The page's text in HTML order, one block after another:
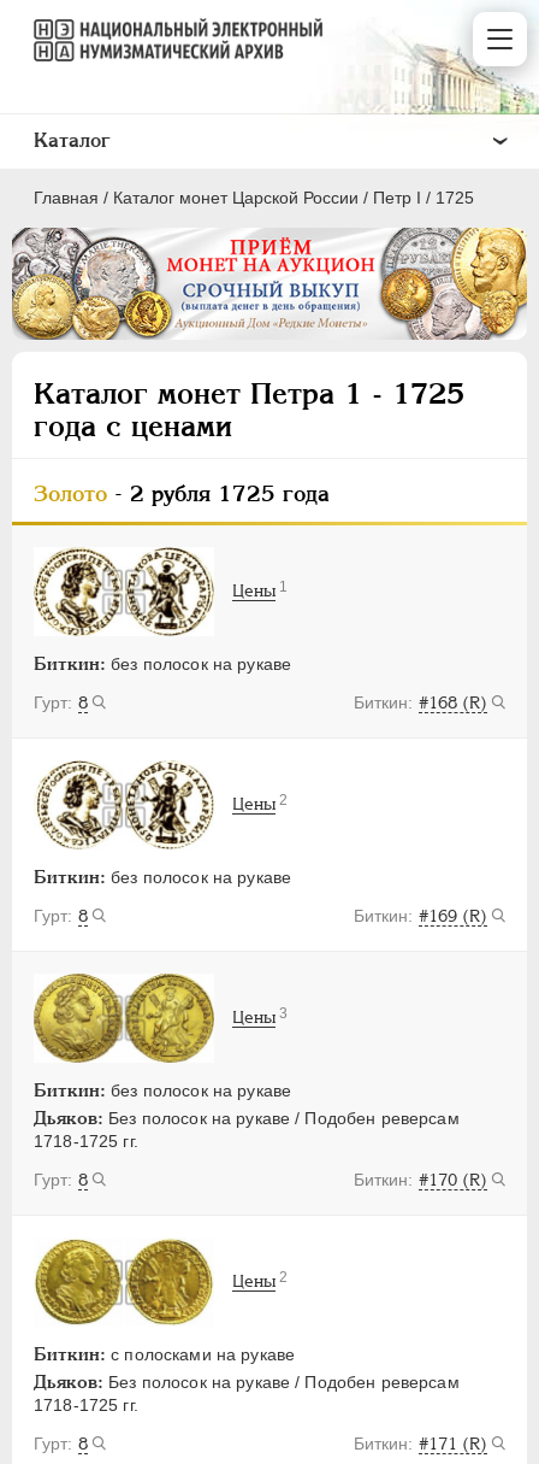
Главная / Каталог монет Царской России / Пeтр I / 1725
Каталог монет Петра 1 - 1725
года с ценами
Золото - 2 рубля 1725 года
Биткин: без полосок на рукаве
8
#168 (R)
Цены 1
Биткин: без полосок на рукаве
8
#169 (R)
Цены 2
Биткин: без полосок на рукаве
Дьяков: Без полосок на рукаве / Подобен реверсам
1718-1725 гг.
8
#170 (R)
Цены 3
Биткин: с полосками на рукаве
Дьяков: Без полосок на рукаве / Подобен реверсам
1718-1725 гг.
8
#171 (R)
Цены 2
Каталог
ЕКАТЕРИНА I
1725-1727
ПЕТР II
1727-1729
ИОАНН АНТОНОВИЧ 1740-1741
ЕЛИЗАВЕТА 1741-1762
ПЕТР III 1762-1762
ЕКАТЕРИНА II 1762-1796
ПАВЕЛ I 1796-1801
АЛЕКСАНДР I
АЛЕКСАНДР II
АЛЕКСАНДР III 1881-1894
НИКОЛАЙ II 1894-1917
ВРЕМЕННОЕ ПРАВ.
1917-1918
ИНОСТРАННЫЕ